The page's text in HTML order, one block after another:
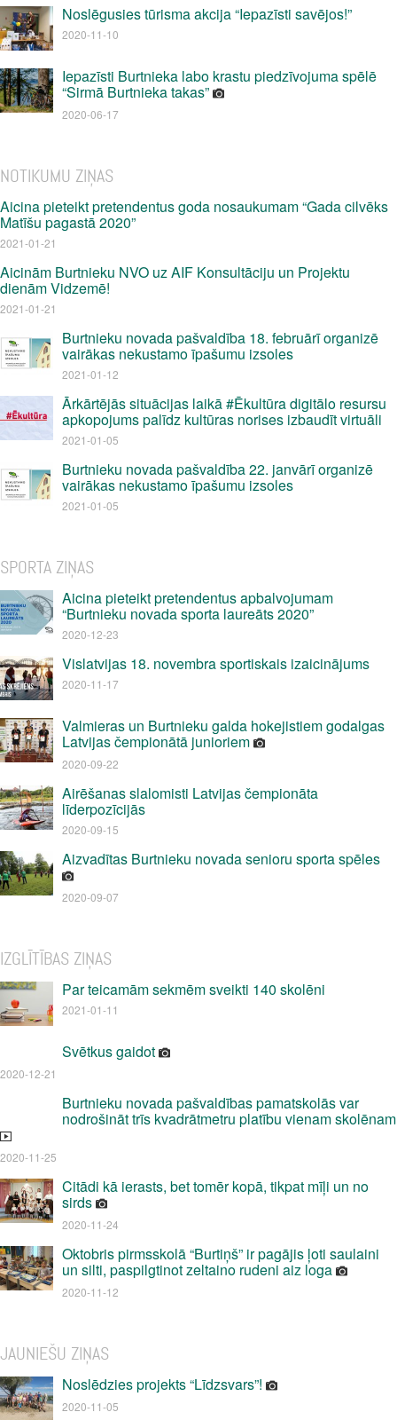
Noslēgusies tūrisma akcija “Iepazīsti savējos!”
2020-11-10
Iepazīsti Burtnieka labo krastu piedzīvojuma spēlē
“Sirmā Burtnieka takas”
2020-06-17
NOTIKUMU ZIŅAS
Aicina pieteikt pretendentus goda nosaukumam “Gada cilvēks
Matīšu pagastā 2020”
2021-01-21
Aicinām Burtnieku NVO uz AIF Konsultāciju un Projektu
dienām Vidzemē!
2021-01-21
Burtnieku novada pašvaldība 18. februārī organizē
vairākas nekustamo īpašumu izsoles
2021-01-12
Ārkārtējās situācijas laikā #Ēkultūra digitālo resursu
apkopojums palīdz kultūras norises izbaudīt virtuāli
2021-01-05
Burtnieku novada pašvaldība 22. janvārī organizē
vairākas nekustamo īpašumu izsoles
2021-01-05
SPORTA ZIŅAS
Aicina pieteikt pretendentus apbalvojumam
“Burtnieku novada sporta laureāts 2020”
2020-12-23
Vislatvijas 18. novembra sportiskais izaicinājums
2020-11-17
Valmieras un Burtnieku galda hokejistiem godalgas
Latvijas čempionātā junioriem
2020-09-22
Airēšanas slalomisti Latvijas čempionāta
līderpozīcijās
2020-09-15
Aizvadītas Burtnieku novada senioru sporta spēles
2020-09-07
IZGLĪTĪBAS ZIŅAS
Par teicamām sekmēm sveikti 140 skolēni
2021-01-11
Svētkus gaidot
2020-12-21
Burtnieku novada pašvaldības pamatskolās var
nodrošināt trīs kvadrātmetru platību vienam skolēnam
2020-11-25
Citādi kā ierasts, bet tomēr kopā, tikpat mīļi un no
sirds
2020-11-24
Oktobris pirmsskolā “Burtiņš” ir pagājis ļoti saulaini
un silti, paspilgtinot zeltaino rudeni aiz loga
2020-11-12
JAUNIEŠU ZIŅAS
Noslēdzies projekts “Līdzsvars”!
2020-11-05